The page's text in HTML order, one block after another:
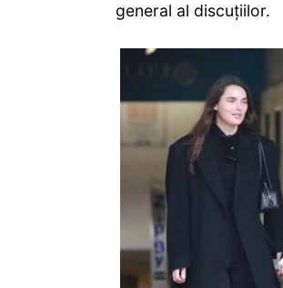
general al discuțiilor.